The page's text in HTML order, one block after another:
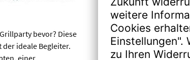
bevor? Diese
ideale Begleiter.
einer
Mit
kommt